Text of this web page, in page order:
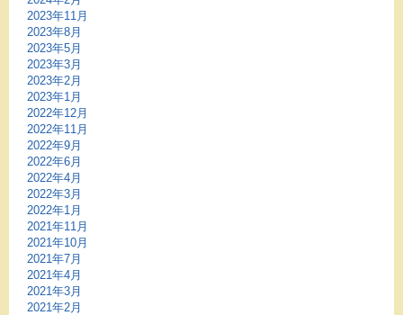
2023年11月
2023年8月
2023年5月
2023年3月
2023年2月
2023年1月
2022年12月
2022年11月
2022年9月
2022年6月
2022年4月
2022年3月
2022年1月
2021年11月
2021年10月
2021年7月
2021年4月
2021年3月
2021年2月